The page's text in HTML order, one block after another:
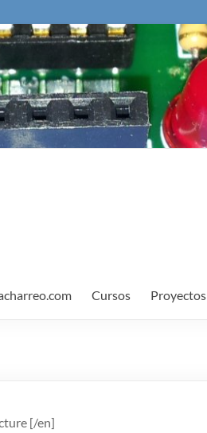
Cursos Proyectos
[/en]